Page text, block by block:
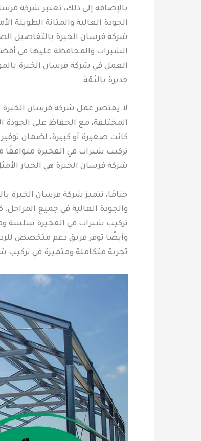
بالإضافة إلى ذلك، تعتبر شركة
الجودة العالية والمتانة
شركة فرسان الخبرة بالتفاصيل
الشبرات والمحافظة عليها في
العمل في شركة فرسان الخبرة
جديرة بالثقة.
لا يقتصر عمل شركة فرسان الخبرة
المختلفة، مع الحفاظ على الجودة
كانت صغيرة أو كبيرة، لضمان
تركيب شبرات في الفجيرة متوافقًا
شركة فرسان الخبرة هي الخيار
ختامًا، تتميز شركة فرسان الخبرة
والجودة العالية في جميع
تركيب شبرات في الفجيرة سلسة
وأيضًا توفر فريق دعم متخصص
تجربة متكاملة ومتميزة في تركيب